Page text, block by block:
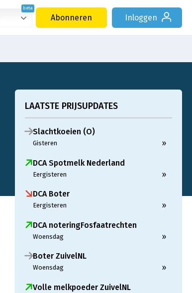
Abonneren Inloggen
LAATSTE PRIJSUPDATES
Slachtkoeien (O)
Gisteren »
DCA Spotmelk Nederland
Eergisteren »
DCA Boter
Eergisteren »
DCA noteringFosfaatrechten
Woensdag »
Boter ZuivelNL
Woensdag »
Volle melkpoeder ZuivelNL